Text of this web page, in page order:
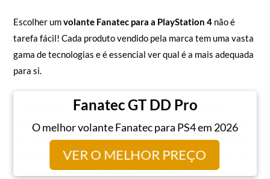
Escolher umvolante Fanatec para a PlayStation 4não é
tarefa fácil! Cada produto vendido pela marca tem uma vasta
gama de tecnologias e é essencial ver qual é a mais adequada
para si.
Se está simplesmente à procura de um volante envolvente
com uma intuição decente no seu design e funcionalidade, um
modelo comoo Fanatec CSL Eliteé perfeito. Mas se estás à
procura de um volante novo que optimize o teu jogo e os teus
resultados nas corridas Esports,o Fanatec Podium F1
Fanatec GT DD Pro
O melhor volante Fanatec para PS4 em 2026
VER O MELHOR PREÇO